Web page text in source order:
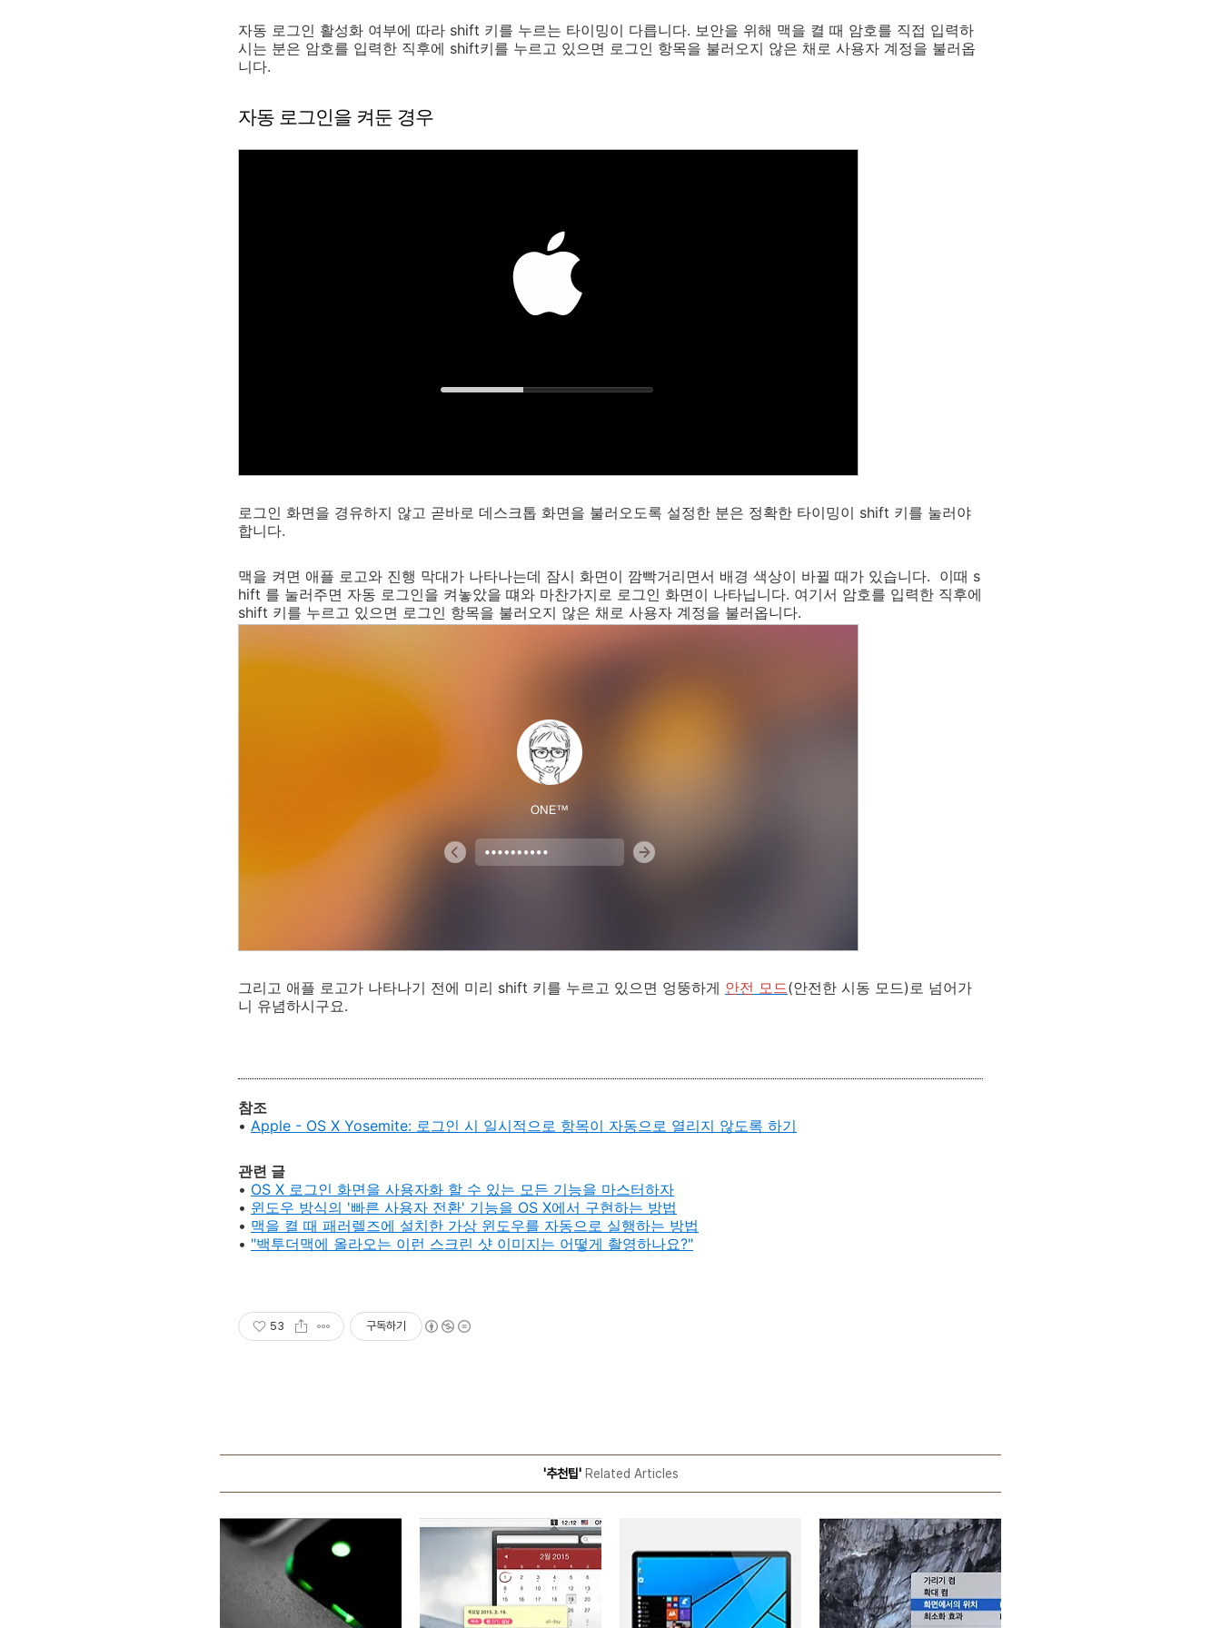
자동 로그인 활성화 여부에 따라 shift 키를 누르는 타이밍이 다릅니다. 보안을 위해 맥을 켤 때 암호를 직접 입력하
시는 분은 암호를 입력한 직후에 shift키를 누르고 있으면 로그인 항목을 불러오지 않은 채로 사용자 계정을 불러옵
니다.
자동 로그인을 켜둔 경우
로그인 화면을 경유하지 않고 곧바로 데스크톱 화면을 불러오도록 설정한 분은 정확한 타이밍이 shift 키를 눌러야
합니다.
맥을 켜면 애플 로고와 진행 막대가 나타나는데 잠시 화면이 깜빡거리면서 배경 색상이 바뀔 때가 있습니다. 이때 s
hift 를 눌러주면 자동 로그인을 켜놓았을 떄와 마찬가지로 로그인 화면이 나타닙니다. 여기서 암호를 입력한 직후에
shift 키를 누르고 있으면 로그인 항목을 불러오지 않은 채로 사용자 계정을 불러옵니다.
그리고 애플 로고가 나타나기 전에 미리 shift 키를 누르고 있으면 엉뚱하게 안전 모드(안전한 시동 모드)로 넘어가
니 유념하시구요.
참조
• Apple - OS X Yosemite: 로그인 시 일시적으로 항목이 자동으로 열리지 않도록 하기
관련 글
• OS X 로그인 화면을 사용자화 할 수 있는 모든 기능을 마스터하자
• 윈도우 방식의 '빠른 사용자 전환' 기능을 OS X에서 구현하는 방법
• 맥을 켤 때 패러렐즈에 설치한 가상 윈도우를 자동으로 실행하는 방법
• "백투더맥에 올라오는 이런 스크린 샷 이미지는 어떻게 촬영하나요?"
53 구독하기
'추천팁'Related Articles